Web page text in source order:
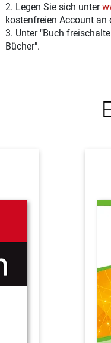
2. Legen Sie sich unter
kostenfreien Account an
3. Unter "Buch
Bücher".